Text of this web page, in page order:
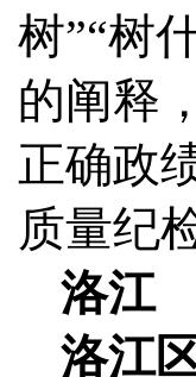
树”“树
的阐释
正确政
质量纪
洛江
洛江